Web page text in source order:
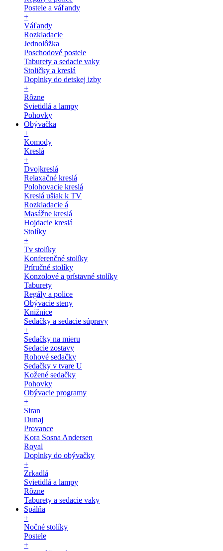
Postele a váľandy
+
Váľandy
Rozkladacie
Jednolôžka
Poschodové postele
Taburety a sedacie vaky
Stoličky a kreslá
Doplnky do detskej izby
+
Rôzne
Svietidlá a lampy
Pohovky
Obývačka
+
Komody
Kreslá
+
Dvojkreslá
Relaxačné kreslá
Polohovacie kreslá
Kreslá ušiak k TV
Rozkladacie á
Masážne kreslá
Hojdacie kreslá
Stolíky
+
Tv stolíky
Konferenčné stolíky
Príručné stolíky
Konzolové a prístavné stolíky
Taburety
Regály a police
Obývacie steny
Knižnice
Sedačky a sedacie súpravy
+
Sedačky na mieru
Sedacie zostavy
Rohové sedačky
Sedačky v tvare U
Kožené sedačky
Pohovky
Obývacie programy
+
Siran
Dunaj
Provance
Kora Sosna Andersen
Royal
Doplnky do obývačky
+
Zrkadlá
Svietidlá a lampy
Rôzne
Taburety a sedacie vaky
Spálňa
+
Nočné stolíky
Postele
+